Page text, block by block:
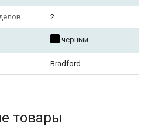
2
черный
Bradford
товары